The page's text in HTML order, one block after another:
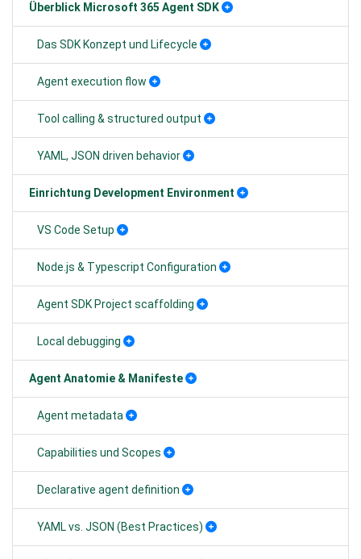
Überblick Microsoft 365 Agent SDK
Das SDK Konzept und Lifecycle
Agent execution flow
Tool calling & structured output
YAML, JSON driven behavior
Einrichtung Development Environment
VS Code Setup
Node.js & Typescript Configuration
Agent SDK Project scaffolding
Local debugging
Agent Anatomie & Manifeste
Agent metadata
Capabilities und Scopes
Declarative agent definition
YAML vs. JSON (Best Practices)